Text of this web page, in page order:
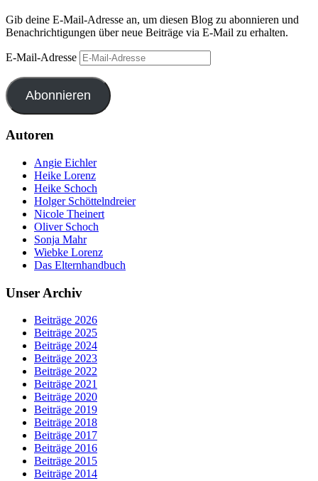
Gib deine E-Mail-Adresse an, um diesen Blog zu abonnieren und
Benachrichtigungen über neue Beiträge via E-Mail zu erhalten.
E-Mail-Adresse
Abonnieren
Autoren
Angie Eichler
Heike Lorenz
Heike Schoch
Holger Schöttelndreier
Nicole Theinert
Oliver Schoch
Sonja Mahr
Wiebke Lorenz
Das Elternhandbuch
Unser Archiv
Beiträge 2026
Beiträge 2025
Beiträge 2024
Beiträge 2023
Beiträge 2022
Beiträge 2021
Beiträge 2020
Beiträge 2019
Beiträge 2018
Beiträge 2017
Beiträge 2016
Beiträge 2015
Beiträge 2014